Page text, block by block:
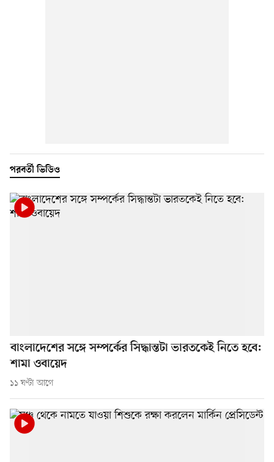
পরবর্তী ভিডিও
বাংলাদেশের সঙ্গে সম্পর্কের সিদ্ধান্তটা ভারতকেই নিতে হবে:
শামা ওবায়েদ
১১ ঘণ্টা আগে